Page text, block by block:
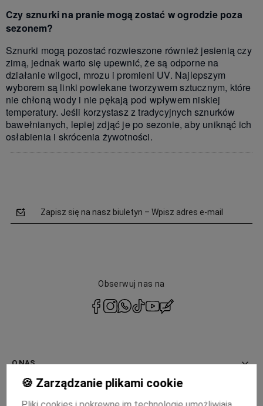
Czy sznurki na pranie mogą zostać w ogrodzie poza
sezonem?
Sznurki mogą pozostać rozwieszone również jesienią czy
zimą, jednak warto się upewnić, że są odporne na
działanie wilgoci, mrozu i promieni UV. Najlepszym
wyborem są linki powlekane tworzywem sztucznym, które
nie chłoną wody i nie pękają pod wpływem niskiej
temperatury. Jeśli korzystasz z tradycyjnych sznurków
bawełnianych, lepiej zdjąć je po sezonie, aby uniknąć ich
osłabienia i skrócenia żywotności.
Zapisz się na nasz biuletyn – Wpisz adres e-mail
Obserwuj nas na
O NAS
INFORMACJE
🍪 Zarządzanie plikami cookie